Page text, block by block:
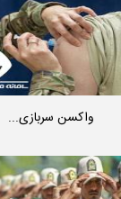
واکسن سربازی...